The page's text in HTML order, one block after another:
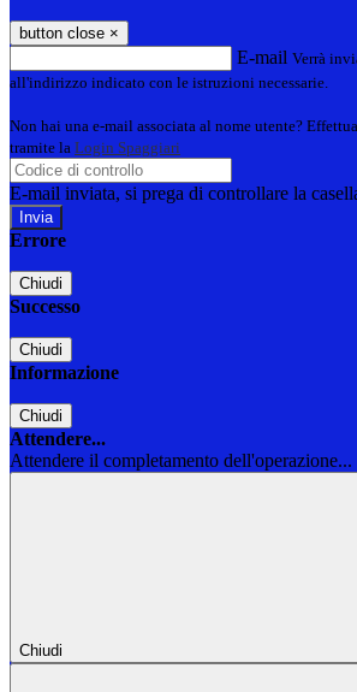
button close ×
E-mail Verrà
all'indirizzo indicato con le istruzioni necessarie.
Non hai una e-mail associata al nome utente?
tramite la Login Spaggiari
E-mail inviata, si prega di controllare la
Errore
Chiudi
Successo
Chiudi
Informazione
Chiudi
Attendere...
Attendere il completamento dell'operazione...
Chiudi